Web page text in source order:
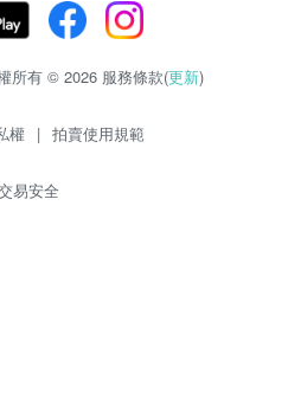
所有 © 2026 服務條款(更新)
權 | 拍賣使用規範
易安全